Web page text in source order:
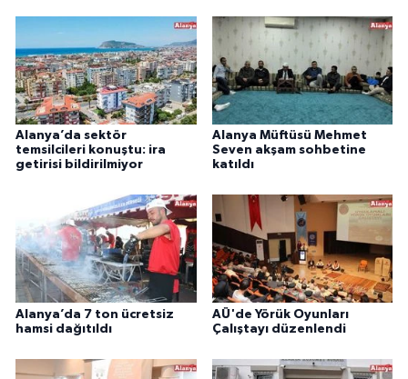
Alanya’da sektör
temsilcileri konuştu: ira
getirisi bildirilmiyor
Alanya Müftüsü Mehmet
Seven akşam sohbetine
katıldı
Alanya’da 7 ton ücretsiz
hamsi dağıtıldı
AÜ'de Yörük Oyunları
Çalıştayı düzenlendi